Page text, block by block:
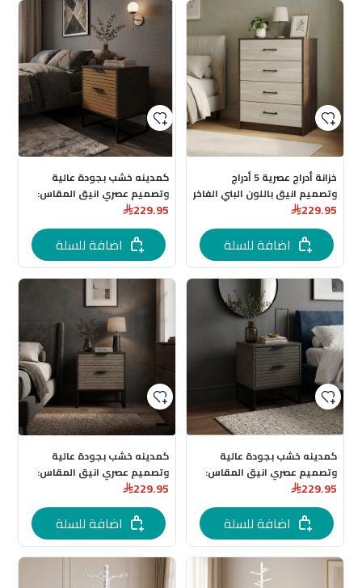
خزانة أدراج عصرية 5 أدراج
وتصميم انيق باللون البني الفاخر
229.95
اضافة للسلة
كمدينه خشب بجودة عالية
وتصميم عصري انيق المقاس:
40 * 48 * 60 سم باللون البيج
229.95
اضافة للسلة
كمدينه خشب بجودة عالية
وتصميم عصري انيق المقاس:
40 * 48 * 60 سم باللون الرمادي
229.95
اضافة للسلة
كمدينه خشب بجودة عالية
وتصميم عصري انيق المقاس:
40 * 48 * 60 سم
229.95
اضافة للسلة